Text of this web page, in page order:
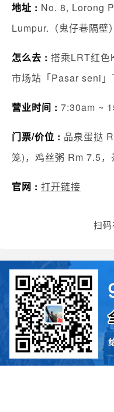
地址 : No. 8, Lorong
Lumpur.（鬼仔巷隔壁）
怎么去 : 搭乘LRT红
市场站「Pasar seni」
营业时间 : 7:30am ~
门票/价位 : 品泉蛋挞
笼)，鸡丝粥 Rm 7.5，
官网 : 打开链接
扫